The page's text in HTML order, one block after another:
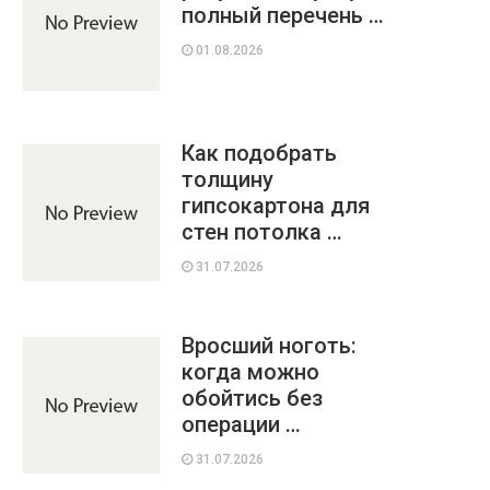
полный перечень …
01.08.2026
Как подобрать
толщину
гипсокартона для
стен потолка …
31.07.2026
Вросший ноготь:
когда можно
обойтись без
операции …
31.07.2026